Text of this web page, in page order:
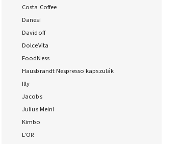
Costa Coffee
Danesi
Davidoff
DolceVita
FoodNess
Hausbrandt Nespresso kapszulák
Illy
Jacobs
Julius Meinl
Kimbo
L'OR